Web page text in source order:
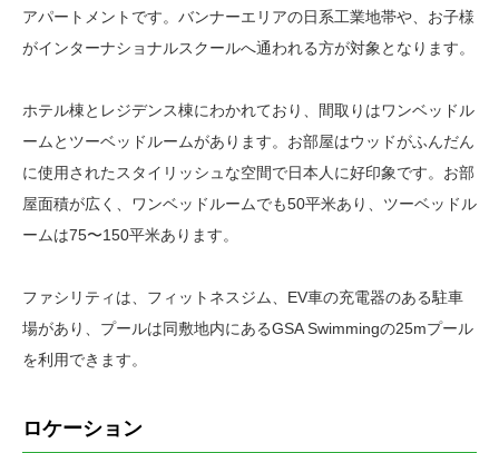
アパートメントです。バンナーエリアの日系工業地帯や、お子様
がインターナショナルスクールへ通われる方が対象となります。
ホテル棟とレジデンス棟にわかれており、間取りはワンベッドル
ームとツーベッドルームがあります。お部屋はウッドがふんだん
に使用されたスタイリッシュな空間で日本人に好印象です。お部
屋面積が広く、ワンベッドルームでも50平米あり、ツーベッドル
ームは75〜150平米あります。
ファシリティは、フィットネスジム、EV車の充電器のある駐車
場があり、プールは同敷地内にあるGSA Swimmingの25mプール
を利用できます。
ロケーション